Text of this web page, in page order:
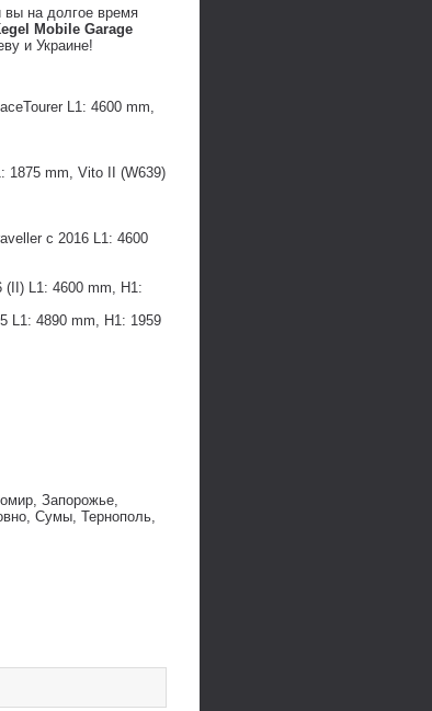
вы на долгое время
Mobile Garage
и Украине!
L1: 4600 mm,
1875 mm, Vito II (W639)
с 2016 L1: 4600
(II) L1: 4600 mm, H1:
L1: 4890 mm, H1: 1959
Запорожье,
Сумы, Тернополь,